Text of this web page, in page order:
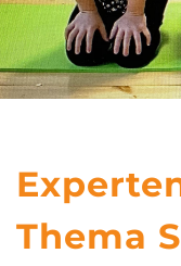
Thema